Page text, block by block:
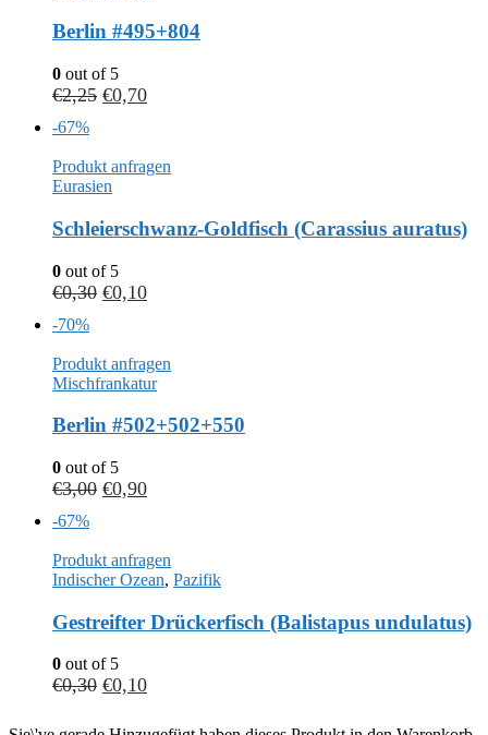
Berlin #495+804
0 out of 5
€2,25 €0,70
-67%
Produkt anfragen
Eurasien
Schleierschwanz-Goldfisch (Carassius auratus)
0 out of 5
€0,30 €0,10
-70%
Produkt anfragen
Mischfrankatur
Berlin #502+502+550
0 out of 5
€3,00 €0,90
-67%
Produkt anfragen
Indischer Ozean, Pazifik
Gestreifter Drückerfisch (Balistapus undulatus)
0 out of 5
€0,30 €0,10